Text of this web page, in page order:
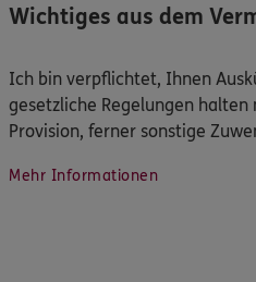
Wichtiges aus dem
Ich bin verpflichtet, Ihnen
gesetzliche Regelungen
Provision, ferner sonstige
Mehr Informationen